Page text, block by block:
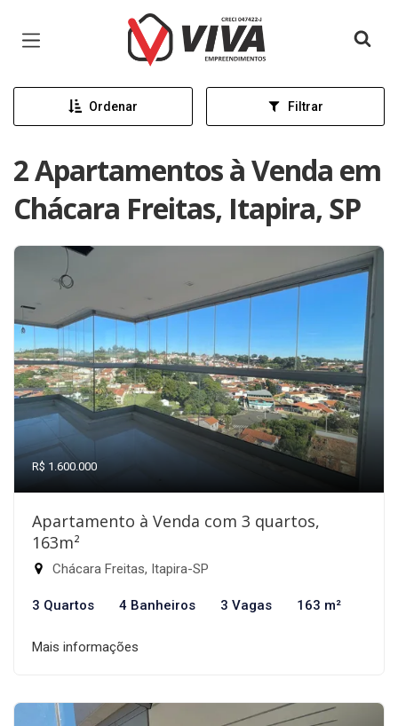
Página inicial
Ordenar Filtrar
2 Apartamentos à Venda em
Chácara Freitas, Itapira, SP
R$ 1.600.000
Apartamento à Venda com 3 quartos,
163m²
Chácara Freitas, Itapira-SP
3 Quartos 4 Banheiros 3 Vagas 163 m²
Mais informações